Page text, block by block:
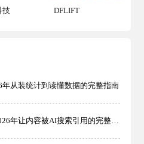
技 DFLIFT
从装统计到读懂数据的完整指南
企业官网怎么做GEO优化？2026年让内容被AI搜索引用的完整方法